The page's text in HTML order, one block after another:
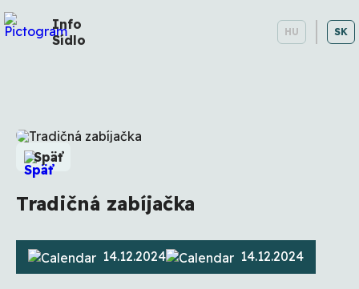
Info
Sídlo
HU SK
Späť
Tradičná zabíjačka
14.12.2024 14.12.2024